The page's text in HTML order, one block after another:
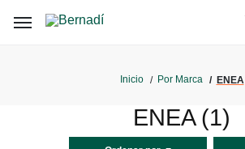
Inicio Por Marca ENEA
ENEA (1)